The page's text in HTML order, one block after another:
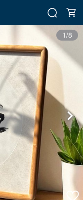
1/8